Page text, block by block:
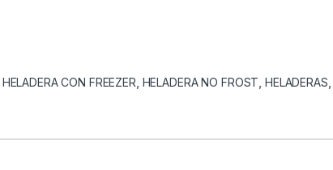
HELADERA CON FREEZER HELADERA NO FROST HELADERAS